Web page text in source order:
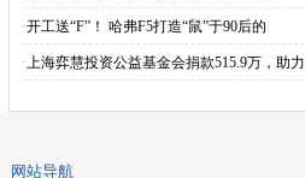
·开工送“F”！ 哈弗F5打造“鼠”于90后的
·上海弈慧投资公益基金会捐款515.9万，助力
网站导航